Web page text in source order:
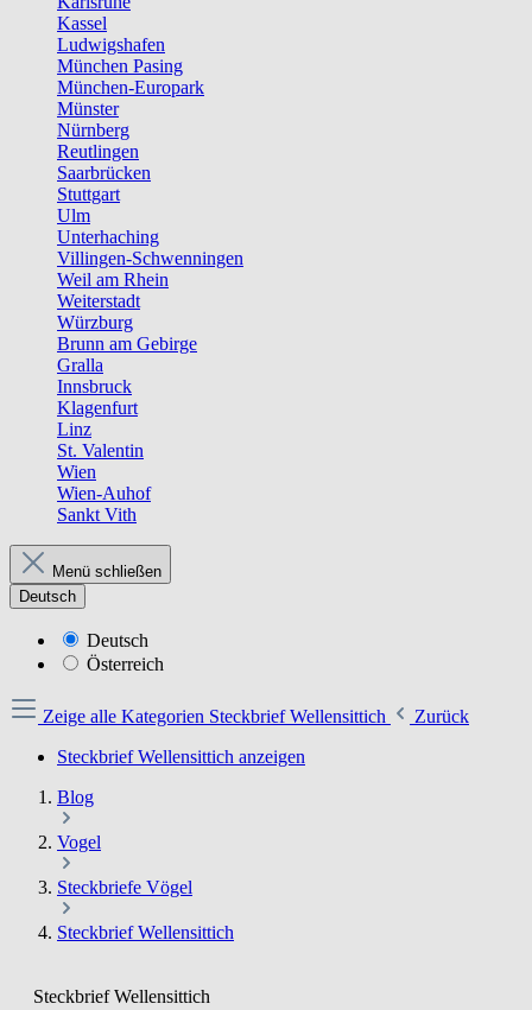
Kassel
Ludwigshafen
München Pasing
München-Europark
Münster
Nürnberg
Reutlingen
Saarbrücken
Stuttgart
Ulm
Unterhaching
Villingen-Schwenningen
Weil am Rhein
Weiterstadt
Würzburg
Brunn am Gebirge
Gralla
Innsbruck
Klagenfurt
Linz
St. Valentin
Wien
Wien-Auhof
Sankt Vith
Menü schließen
Deutsch
Deutsch
Österreich
Zeige alle Kategorien Steckbrief Wellensittich
Zurück
Steckbrief Wellensittich anzeigen
Blog
Vogel
Steckbriefe Vögel
Steckbrief Wellensittich
Steckbrief Wellensittich